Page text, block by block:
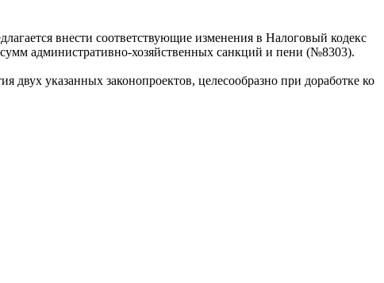
внести соответствующие изменения в Налоговый кодекс
административно-хозяйственных санкций и пени (№8303).
указанных законопроектов, целесообразно при доработке ко